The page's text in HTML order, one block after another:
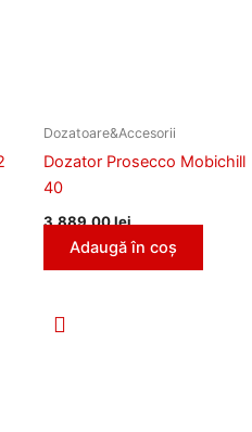
Dozatoare&Accesorii
Dozator Prosecco Mobichill
40
3.889,00lei
Adaugă în coș